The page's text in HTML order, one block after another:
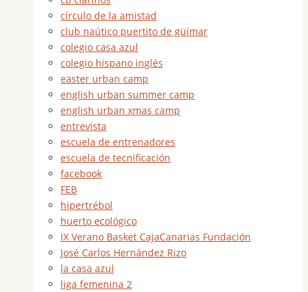
círculo de la amistad
club naútico puertito de güímar
colegio casa azul
colegio hispano inglés
easter urban camp
english urban summer camp
english urban xmas camp
entrevista
escuela de entrenadores
escuela de tecnificación
facebook
FEB
hipertrébol
huerto ecológico
IX Verano Basket CajaCanarias Fundación
José Carlos Hernández Rizo
la casa azul
liga femenina 2